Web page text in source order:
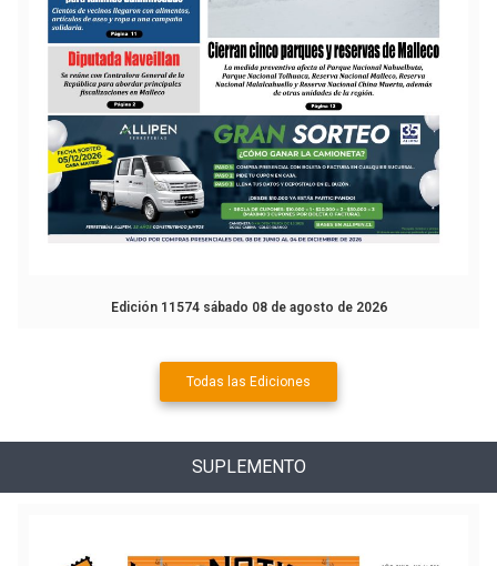
Edición 11574 sábado 08 de agosto de 2026
Todas las Ediciones
SUPLEMENTO